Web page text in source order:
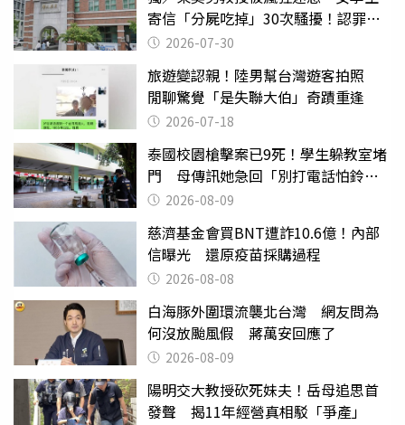
寄信「分屍吃掉」30次騷擾！認罪免
關 2026-07-30
旅遊變認親！陸男幫台灣遊客拍照
閒聊驚覺「是失聯大伯」奇蹟重逢
2026-07-18
泰國校園槍擊案已9死！學生躲教室堵
門 母傳訊她急回「別打電話怕鈴
響」2026-08-09
慈濟基金會買BNT遭詐10.6億！內部
信曝光 還原疫苗採購過程
2026-08-08
白海豚外圍環流襲北台灣 網友問為
何沒放颱風假 蔣萬安回應了
2026-08-09
陽明交大教授砍死妹夫！岳母追思首
發聲 揭11年經營真相駁「爭產」